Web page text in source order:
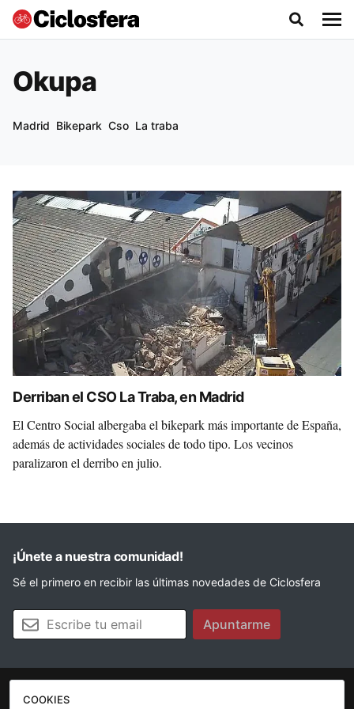
Okupa
Madrid Bikepark Cso La traba
Derriban el CSO La Traba, en Madrid
El Centro Social albergaba el bikepark más importante de España,
además de actividades sociales de todo tipo. Los vecinos
paralizaron el derribo en julio.
¡Únete a nuestra comunidad!
Sé el primero en recibir las últimas novedades de Ciclosfera
Tu email Apuntarme
La revista
COOKIES